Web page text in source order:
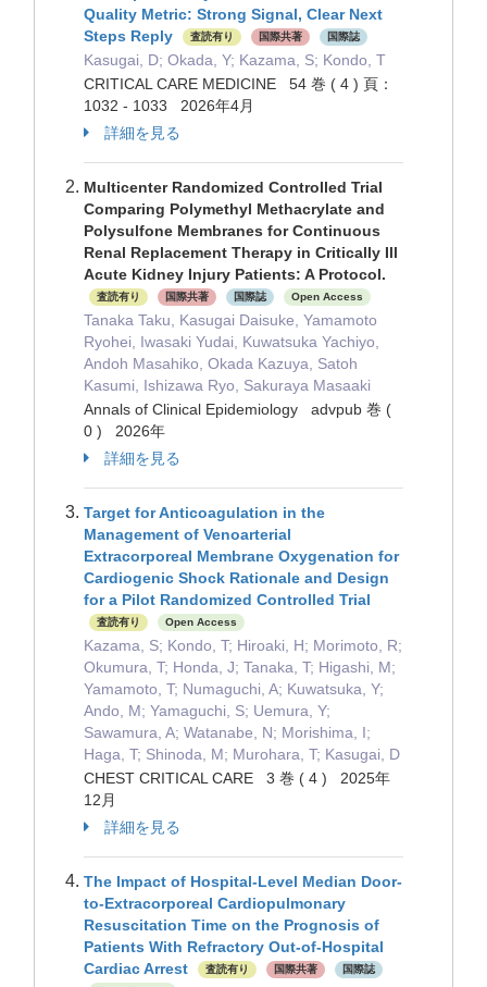
Quality Metric: Strong Signal, Clear Next
Steps Reply
査読有り 国際共著 国際誌
Kasugai, D; Okada, Y; Kazama, S; Kondo, T
CRITICAL CARE MEDICINE 54 巻 ( 4 ) 頁：
1032 - 1033 2026年4月
詳細を見る
Multicenter Randomized Controlled Trial
Comparing Polymethyl Methacrylate and
Polysulfone Membranes for Continuous
Renal Replacement Therapy in Critically Ill
Acute Kidney Injury Patients: A Protocol.
査読有り 国際共著 国際誌 Open Access
Tanaka Taku, Kasugai Daisuke, Yamamoto
Ryohei, Iwasaki Yudai, Kuwatsuka Yachiyo,
Andoh Masahiko, Okada Kazuya, Satoh
Kasumi, Ishizawa Ryo, Sakuraya Masaaki
Annals of Clinical Epidemiology advpub 巻 (
0 ) 2026年
詳細を見る
Target for Anticoagulation in the
Management of Venoarterial
Extracorporeal Membrane Oxygenation for
Cardiogenic Shock Rationale and Design
for a Pilot Randomized Controlled Trial
査読有り Open Access
Kazama, S; Kondo, T; Hiroaki, H; Morimoto, R;
Okumura, T; Honda, J; Tanaka, T; Higashi, M;
Yamamoto, T; Numaguchi, A; Kuwatsuka, Y;
Ando, M; Yamaguchi, S; Uemura, Y;
Sawamura, A; Watanabe, N; Morishima, I;
Haga, T; Shinoda, M; Murohara, T; Kasugai, D
CHEST CRITICAL CARE 3 巻 ( 4 ) 2025年
12月
詳細を見る
The Impact of Hospital-Level Median Door-
to-Extracorporeal Cardiopulmonary
Resuscitation Time on the Prognosis of
Patients With Refractory Out-of-Hospital
Cardiac Arrest
査読有り 国際共著
国際誌